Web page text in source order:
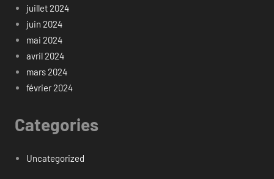
juillet 2024
juin 2024
mai 2024
avril 2024
mars 2024
février 2024
Categories
Uncategorized